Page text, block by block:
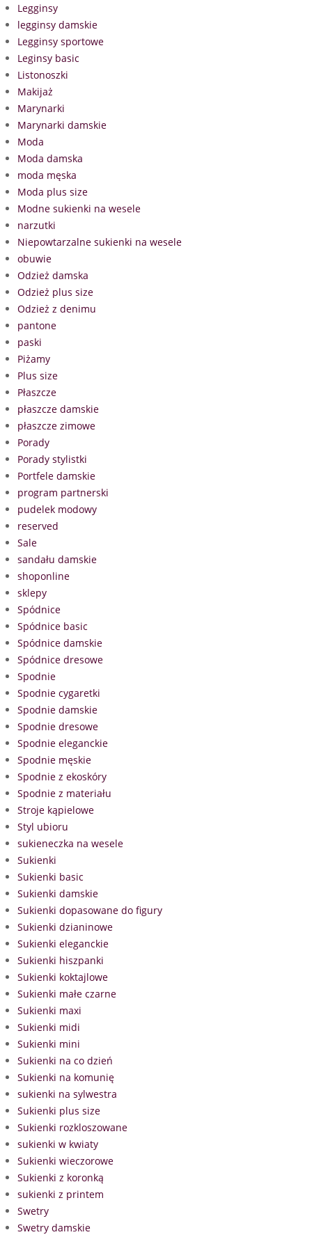
Legginsy
legginsy damskie
Legginsy sportowe
Leginsy basic
Listonoszki
Makijaż
Marynarki
Marynarki damskie
Moda
Moda damska
moda męska
Moda plus size
Modne sukienki na wesele
narzutki
Niepowtarzalne sukienki na wesele
obuwie
Odzież damska
Odzież plus size
Odzież z denimu
pantone
paski
Piżamy
Plus size
Płaszcze
płaszcze damskie
płaszcze zimowe
Porady
Porady stylistki
Portfele damskie
program partnerski
pudelek modowy
reserved
Sale
sandału damskie
shoponline
sklepy
Spódnice
Spódnice basic
Spódnice damskie
Spódnice dresowe
Spodnie
Spodnie cygaretki
Spodnie damskie
Spodnie dresowe
Spodnie eleganckie
Spodnie męskie
Spodnie z ekoskóry
Spodnie z materiału
Stroje kąpielowe
Styl ubioru
sukieneczka na wesele
Sukienki
Sukienki basic
Sukienki damskie
Sukienki dopasowane do figury
Sukienki dzianinowe
Sukienki eleganckie
Sukienki hiszpanki
Sukienki koktajlowe
Sukienki małe czarne
Sukienki maxi
Sukienki midi
Sukienki mini
Sukienki na co dzień
Sukienki na komunię
sukienki na sylwestra
Sukienki plus size
Sukienki rozkloszowane
sukienki w kwiaty
Sukienki wieczorowe
Sukienki z koronką
sukienki z printem
Swetry
Swetry damskie